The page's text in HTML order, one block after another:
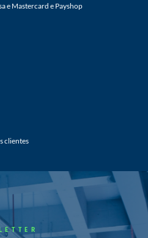
e Mastercard e Payshop
clientes